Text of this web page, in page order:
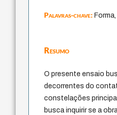
Palavras-chave:
Resumo
O presente ensaio
decorrentes do
constelações
busca inquirir se a